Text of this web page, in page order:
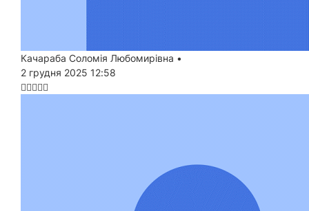
Качараба Соломія Любомирівна •
2 грудня 2025 12:58